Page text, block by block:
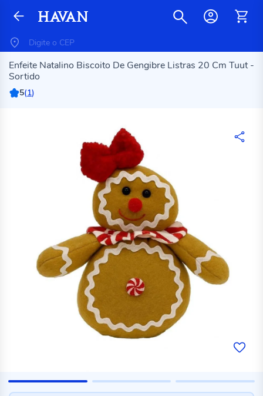
Enfeite Natalino Biscoito De Gengibre Listras 20 Cm Tuut -
Sortido
5(1)